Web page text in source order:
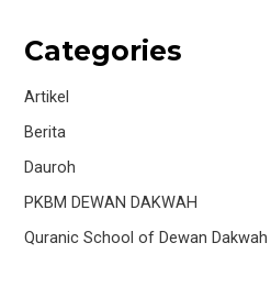
Categories
Artikel
Berita
Dauroh
PKBM DEWAN DAKWAH
Quranic School of Dewan Dakwah